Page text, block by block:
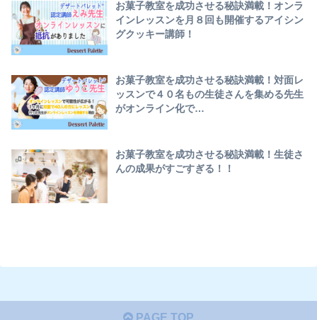
お菓子教室を成功させる秘訣満載！オンラ
インレッスンを月８回も開催するアイシン
グクッキー講師！
お菓子教室を成功させる秘訣満載！対面レ
ッスンで４０名もの生徒さんを集める先生
がオンライン化で…
お菓子教室を成功させる秘訣満載！生徒さ
んの成果がすごすぎる！！